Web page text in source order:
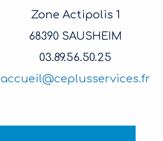
Zone Actipolis 1
68390 SAUSHEIM
03.89.56.50.25
accueil@ceplusservices.fr